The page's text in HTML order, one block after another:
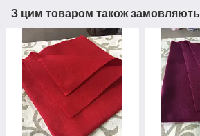
З цим товаром також замовляють